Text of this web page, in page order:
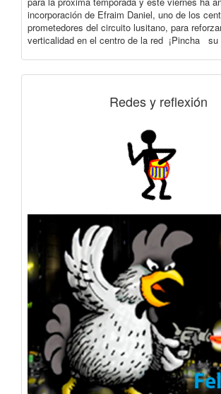
incorporación de Efraim Daniel, uno de los
prometedores del circuito lusitano, para
verticalidad en el centro de la red ¡Pincha
Redes y reflexión